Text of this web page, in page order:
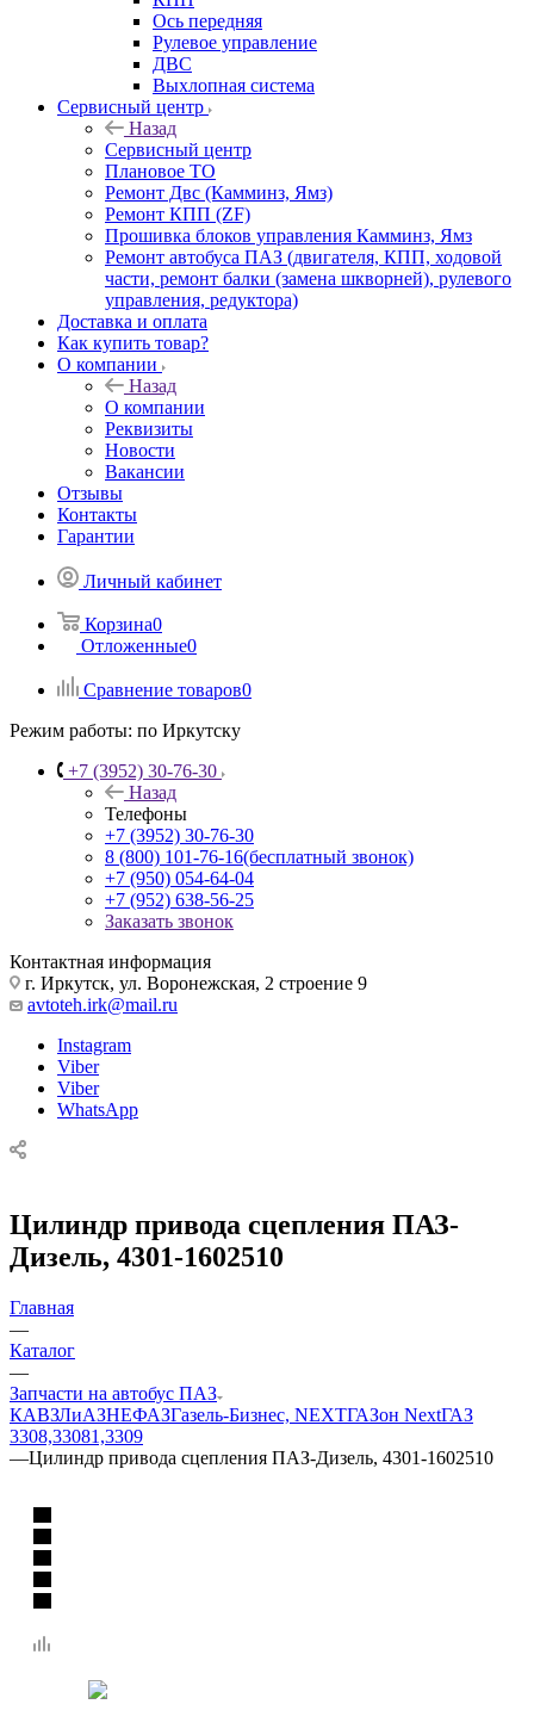
Ось передняя
Рулевое управление
ДВС
Выхлопная система
Сервисный центр
Назад
Сервисный центр
Плановое ТО
Ремонт Двс (Камминз, Ямз)
Ремонт КПП (ZF)
Прошивка блоков управления Камминз, Ямз
Ремонт автобуса ПАЗ (двигателя, КПП, ходовой
части, ремонт балки (замена шкворней), рулевого
управления, редуктора)
Доставка и оплата
Как купить товар?
О компании
Назад
О компании
Реквизиты
Новости
Вакансии
Отзывы
Контакты
Гарантии
Личный кабинет
Корзина0
Отложенные0
Сравнение товаров0
Режим работы: по Иркутску
+7 (3952) 30-76-30
Назад
Телефоны
+7 (3952) 30-76-30
8 (800) 101-76-16(бесплатный звонок)
+7 (950) 054-64-04
+7 (952) 638-56-25
Заказать звонок
Контактная информация
г. Иркутск, ул. Воронежская, 2 строение 9
avtoteh.irk@mail.ru
Instagram
Viber
Viber
WhatsApp
Цилиндр привода сцепления ПАЗ-
Дизель, 4301-1602510
Главная
—
Каталог
—
Запчасти на автобус ПАЗ
КАВЗЛиАЗНЕФАЗГазель-Бизнес, NEXTГАЗон NextГАЗ
3308,33081,3309
—Цилиндр привода сцепления ПАЗ-Дизель, 4301-1602510